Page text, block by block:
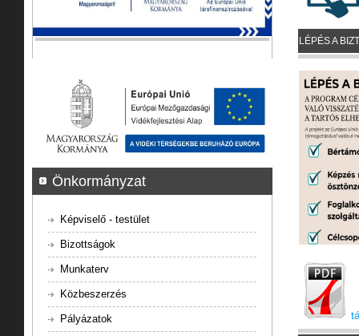
LÉPÉS A
Önkormányzat
Képviselő - testület
Bizottságok
Munkaterv
Közbeszerzés
Pályázatok